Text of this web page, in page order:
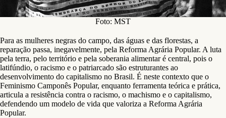
Foto: MST
Para as mulheres negras do campo, das águas e das florestas, a
reparação passa, inegavelmente, pela Reforma Agrária Popular. A luta
pela terra, pelo território e pela soberania alimentar é central, pois o
latifúndio, o racismo e o patriarcado são estruturantes ao
desenvolvimento do capitalismo no Brasil. É neste contexto que o
Feminismo Camponês Popular, enquanto ferramenta teórica e prática,
articula a resistência contra o racismo, o machismo e o capitalismo,
defendendo um modelo de vida que valoriza a Reforma Agrária
Popular.